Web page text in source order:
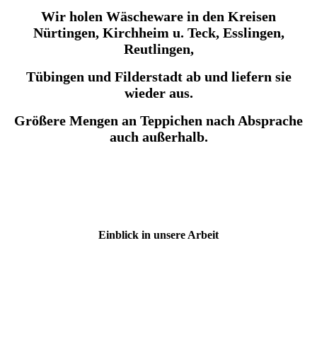
Wir holen Wäscheware in den Kreisen
Nürtingen, Kirchheim u. Teck, Esslingen,
Reutlingen,
Tübingen und Filderstadt ab und liefern sie
wieder aus.
Größere Mengen an Teppichen nach Absprache
auch außerhalb.
Einblick in unsere Arbeit